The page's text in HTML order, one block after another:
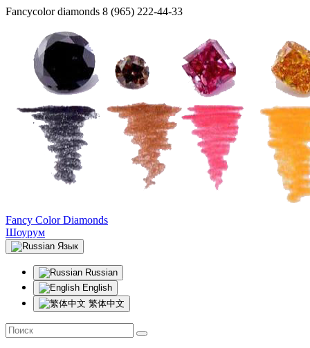
Fancycolor diamonds 8 (965) 222-44-33
Fancy Color Diamonds
Шоурум
Язык
Russian
English
繁体中文